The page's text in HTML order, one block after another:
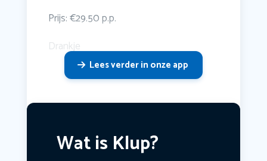
Prijs: €29.50 p.p.
Drankje
Lees verder in onze app
Wat is Klup?